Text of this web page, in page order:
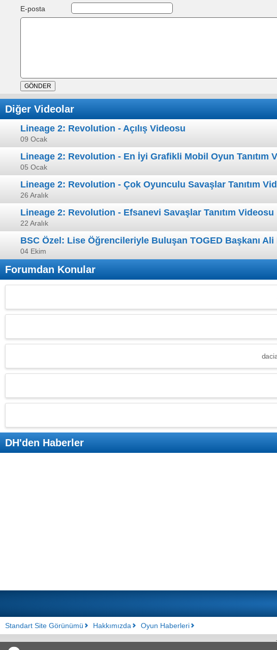
E-posta
Diğer Videolar
Lineage 2: Revolution - Açılış Videosu
09 Ocak
Lineage 2: Revolution - En İyi Grafikli Mobil Oyun Tanıtım
05 Ocak
Lineage 2: Revolution - Çok Oyunculu Savaşlar Tanıtım
26 Aralık
Lineage 2: Revolution - Efsanevi Savaşlar Tanıtım Videosu
22 Aralık
BSC Özel: Lise Öğrencileriyle Buluşan TOGED Başkanı
04 Ekim
Forumdan Konular
DH'den Haberler
Standart Site Görünümü Hakkımızda Oyun Haberleri